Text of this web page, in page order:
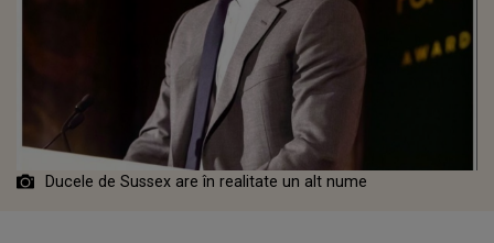
Ducele de Sussex are în realitate un alt nume